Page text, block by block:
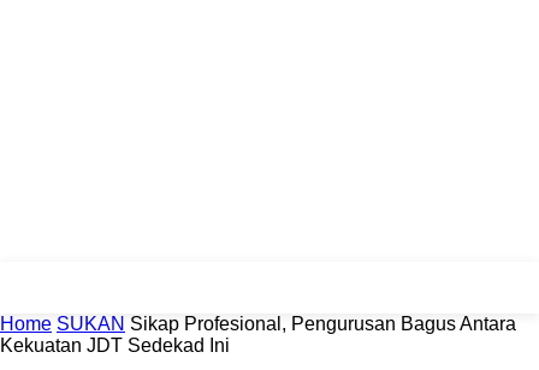
Home SUKAN Sikap Profesional, Pengurusan Bagus Antara
Kekuatan JDT Sedekad Ini